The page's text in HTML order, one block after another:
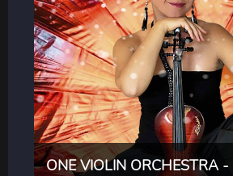
ONE VIOLIN ORCHESTRA